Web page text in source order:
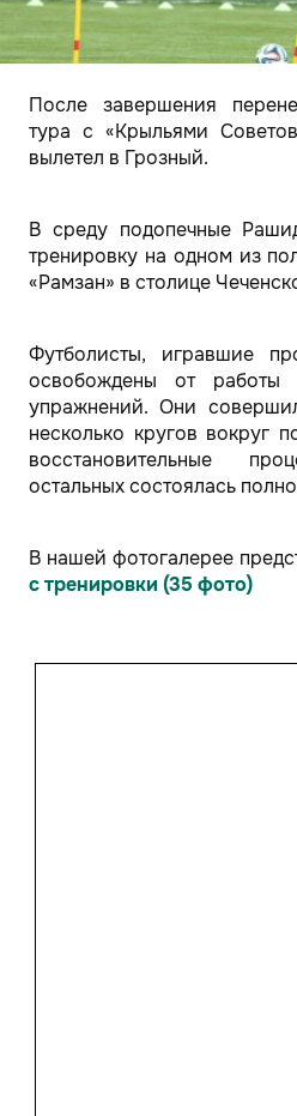
После завершения
тура с «Крыльями
вылетел в Грозный.
В среду подопечные
тренировку на одном из
«Рамзан» в столице
Футболисты, игравшие
освобождены от
упражнений. Они
несколько кругов вокруг
восстановительные
остальных состоялась
В нашей фотогалерее
с тренировки (35 фото)